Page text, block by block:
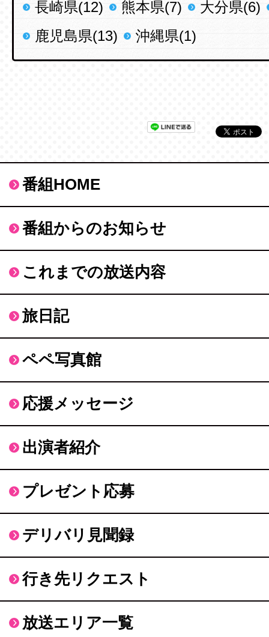
長崎県(12) 熊本県(7)
大分県(6)
鹿児島県(13)
沖縄県(1)
番組HOME
番組からのお知らせ
これまでの放送内容
旅日記
ペペ写真館
応援メッセージ
出演者紹介
プレゼント応募
デリバリ見聞録
行き先リクエスト
放送エリア一覧